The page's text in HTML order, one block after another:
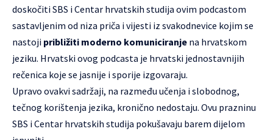
doskočiti SBS i Centar hrvatskih studija ovim podcastom
sastavljenim od niza priča i vijesti iz svakodnevice kojim se
nastoji približiti moderno komuniciranje na hrvatskom
jeziku. Hrvatski ovog podcasta je hrvatski jednostavnijih
rečenica koje se jasnije i sporije izgovaraju.
Upravo ovakvi sadržaji, na razmeđu učenja i slobodnog,
tečnog korištenja jezika, kronično nedostaju. Ovu prazninu
SBS i Centar hrvatskih studija pokušavaju barem dijelom